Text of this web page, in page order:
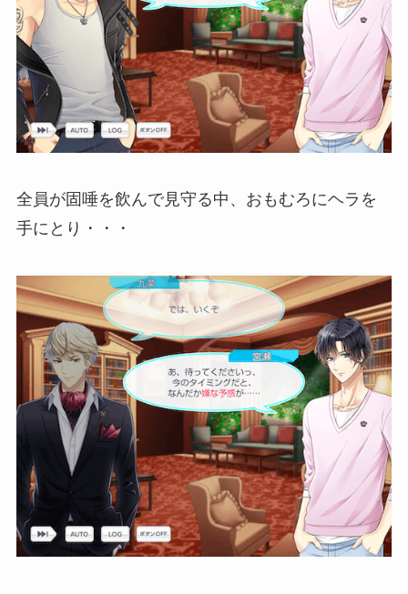
全員が固唾を飲んで見守る中、おもむろにヘラを
手にとり・・・